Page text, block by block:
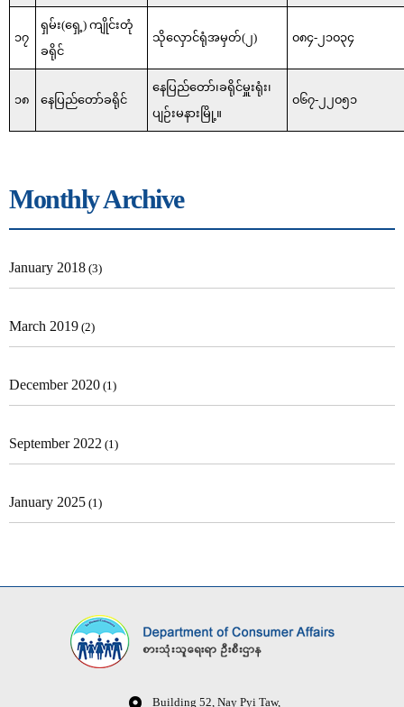
၁၇
ရှမ်း(ရှေ့) ကျိုင်းတုံ
ခရိုင်
သိုလှောင်ရုံအမှတ်(၂) ၀၈၄-၂၁၀၃၄
၁၈ နေပြည်တော်ခရိုင်
နေပြည်တော်၊ခရိုင်မှူးရုံး၊
ပျဉ်းမနားမြို့။
၀၆၇-၂၂၀၅၁
Monthly Archive
January 2018 (3)
March 2019 (2)
December 2020 (1)
September 2022 (1)
January 2025 (1)
Building 52, Nay Pyi Taw,